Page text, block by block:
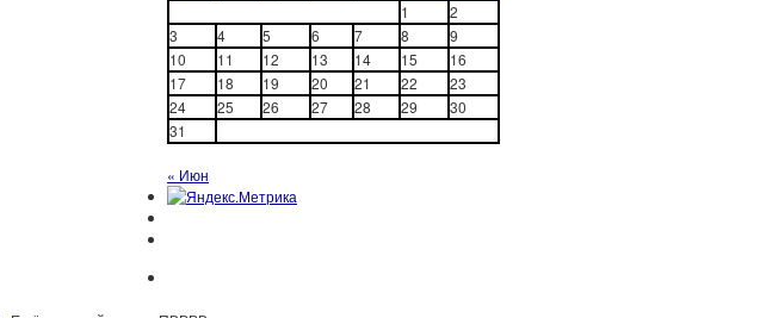
1
2
3
4 5 6 7 8
9
10
11 12 13 14 15
16
17
18 19 20 21 22
23
24
25 26 27 28 29
30
31
« Июн